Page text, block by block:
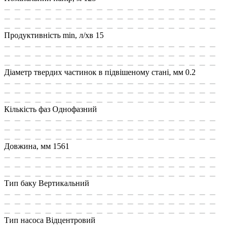
Продуктивність min, л/хв 15
Діаметр твердих частинок в підвішеному стані, мм 0.2
Кількість фаз Однофазний
Довжина, мм 1561
Тип баку Вертикальний
Тип насоса Відцентровий